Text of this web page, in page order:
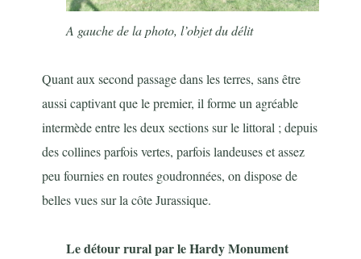
A gauche de la photo, l’objet du délit
Quant aux second passage dans les terres, sans être
aussi captivant que le premier, il forme un agréable
intermède entre les deux sections sur le littoral ; depuis
des collines parfois vertes, parfois landeuses et assez
peu fournies en routes goudronnées, on dispose de
belles vues sur la côte Jurassique.
Le détour rural par le Hardy Monument